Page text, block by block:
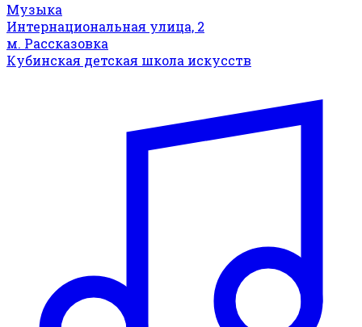
Музыка
Интернациональная улица, 2
м. Рассказовка
Кубинская детская школа искусств